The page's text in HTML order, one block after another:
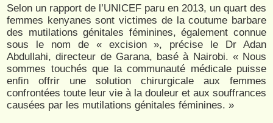
Selon un rapport de l’UNICEF paru en 2013, un quart des
femmes kenyanes sont victimes de la coutume barbare
des mutilations génitales féminines, également connue
sous le nom de « excision », précise le Dr Adan
Abdullahi, directeur de Garana, basé à Nairobi. « Nous
sommes touchés que la communauté médicale puisse
enfin offrir une solution chirurgicale aux femmes
confrontées toute leur vie à la douleur et aux souffrances
causées par les mutilations génitales féminines. »